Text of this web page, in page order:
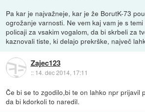
Pa kar je najvažneje, kar je že BorutK-73
ogrožanje varnosti. Ne vem kaj vam je s
policaji za vsakim vogalom, da bi skrbeli za
kaznovali tiste, ki delajo prekrške, največ
Zajec123
:: 14. dec 2014, 17:11
Če bi se to zgodilo,bi te on lahko npr prijavil
da bi kdorkoli to naredil.